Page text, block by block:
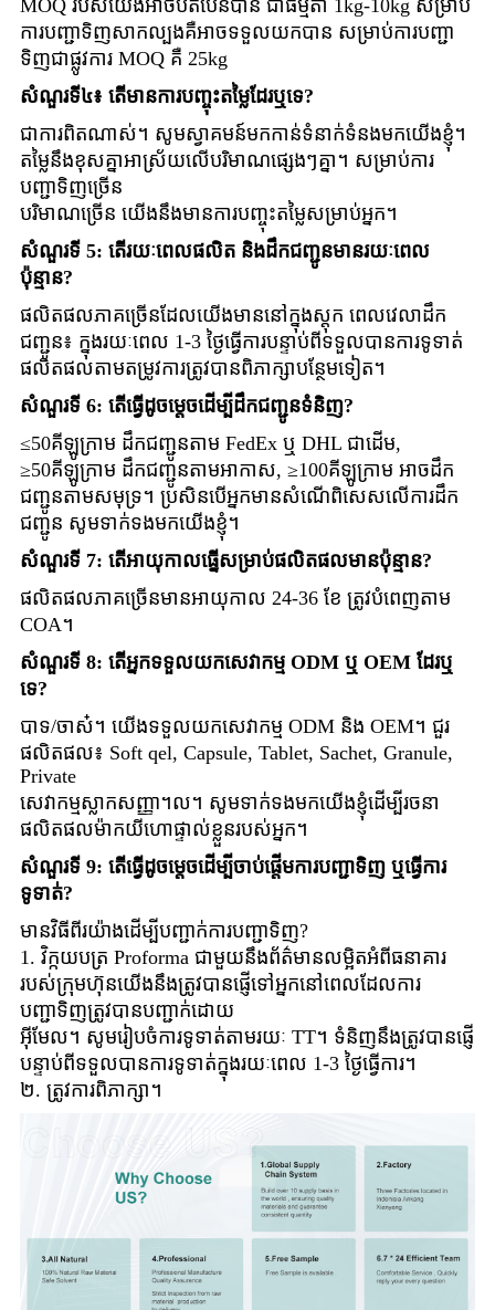
MOQ របស់យើងអាចបត់បែនបាន ជាធម្មតា 1kg-10kg សម្រាប់
ការបញ្ជាទិញសាកល្បងគឺអាចទទួលយកបាន សម្រាប់ការបញ្ជា
ទិញជាផ្លូវការ MOQ គឺ 25kg
សំណួរទី៤៖ តើមានការបញ្ចុះតម្លៃដែរឬទេ?
ជាការពិតណាស់។ សូមស្វាគមន៍មកកាន់ទំនាក់ទំនងមកយើងខ្ញុំ។
តម្លៃនឹងខុសគ្នាអាស្រ័យលើបរិមាណផ្សេងៗគ្នា។ សម្រាប់ការ
បញ្ជាទិញច្រើន
បរិមាណច្រើន យើងនឹងមានការបញ្ចុះតម្លៃសម្រាប់អ្នក។
សំណួរទី 5: តើរយៈពេលផលិត និងដឹកជញ្ជូនមានរយៈពេល
ប៉ុន្មាន?
ផលិតផលភាគច្រើនដែលយើងមាននៅក្នុងស្តុក ពេលវេលាដឹក
ជញ្ជូន៖ ក្នុងរយៈពេល 1-3 ថ្ងៃធ្វើការបន្ទាប់ពីទទួលបានការទូទាត់
ផលិតផលតាមតម្រូវការត្រូវបានពិភាក្សាបន្ថែមទៀត។
សំណួរទី 6: តើធ្វើដូចម្តេចដើម្បីដឹកជញ្ជូនទំនិញ?
≤50គីឡូក្រាម ដឹកជញ្ជូនតាម FedEx ឬ DHL ជាដើម,
≥50គីឡូក្រាម ដឹកជញ្ជូនតាមអាកាស, ≥100គីឡូក្រាម អាចដឹក
ជញ្ជូនតាមសមុទ្រ។ ប្រសិនបើអ្នកមានសំណើពិសេសលើការដឹក
ជញ្ជូន សូមទាក់ទងមកយើងខ្ញុំ។
សំណួរទី 7: តើអាយុកាលធ្នើសម្រាប់ផលិតផលមានប៉ុន្មាន?
ផលិតផលភាគច្រើនមានអាយុកាល 24-36 ខែ ត្រូវបំពេញតាម
COA។
សំណួរទី 8: តើអ្នកទទួលយកសេវាកម្ម ODM ឬ OEM ដែរឬ
ទេ?
បាទ/ចាស៎។ យើងទទួលយកសេវាកម្ម ODM និង OEM។ ជួរ
ផលិតផល៖ Soft qel, Capsule, Tablet, Sachet, Granule,
Private
សេវាកម្មស្លាកសញ្ញា។ល។ សូមទាក់ទងមកយើងខ្ញុំដើម្បីរចនា
ផលិតផលម៉ាកយីហោផ្ទាល់ខ្លួនរបស់អ្នក។
សំណួរទី 9: តើធ្វើដូចម្តេចដើម្បីចាប់ផ្តើមការបញ្ជាទិញ ឬធ្វើការ
ទូទាត់?
មានវិធីពីរយ៉ាងដើម្បីបញ្ជាក់ការបញ្ជាទិញ?
1. វិក្កយបត្រ Proforma ជាមួយនឹងព័ត៌មានលម្អិតអំពីធនាគារ
របស់ក្រុមហ៊ុនយើងនឹងត្រូវបានផ្ញើទៅអ្នកនៅពេលដែលការ
បញ្ជាទិញត្រូវបានបញ្ជាក់ដោយ
អ៊ីមែល។ សូមរៀបចំការទូទាត់តាមរយៈ TT។ ទំនិញនឹងត្រូវបានផ្ញើ
បន្ទាប់ពីទទួលបានការទូទាត់ក្នុងរយៈពេល 1-3 ថ្ងៃធ្វើការ។
២. ត្រូវការពិភាក្សា។